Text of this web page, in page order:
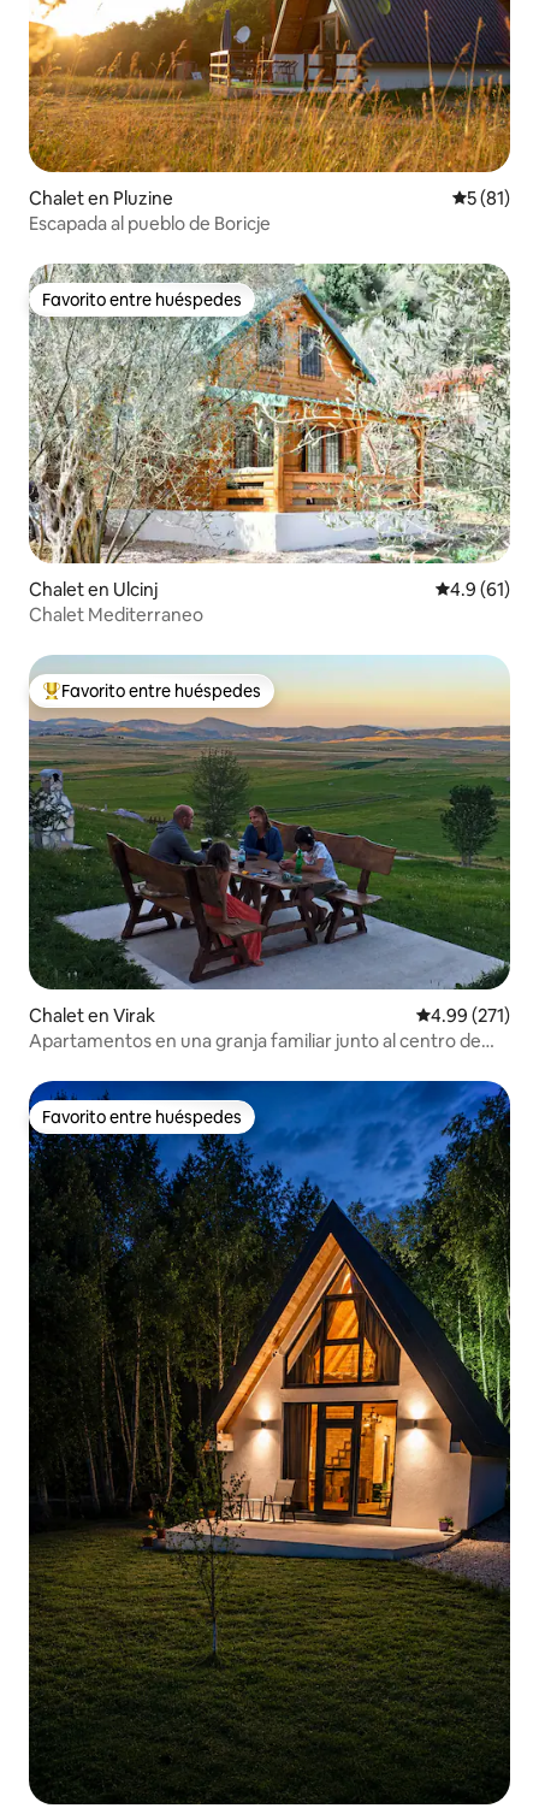
Chalet en Pluzine
5 (81)
Escapada al pueblo de Boricje
Favorito entre huéspedes
Favorito entre huéspedes
Chalet en Ulcinj Calificación
4.9 (61)
Chalet Mediterraneo
De los mejores en Favorito entre huéspedes
Favorito entre huéspedes
Chalet en Virak Calificación
4.99 (271)
Apartamentos en una granja familiar junto al centro de
Favorito entre huéspedes
Favorito entre huéspedes